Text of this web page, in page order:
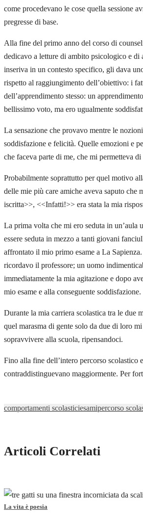
come procedevano le cose quella sessione
pregresse di base.
Alla fine del primo anno del corso di
dedicavo a letture di ambito psicologico e di
inseriva in un contesto specifico, gli dava
rispetto al raggiungimento dell’obiettivo: i
dell’apprendimento stesso: un
bellissimo voto, ma ero ugualmente
La sensazione che provavo mentre le
soddisfazione e felicità. Quelle emozioni e
che faceva parte di me, che mi permetteva
Probabilmente soprattutto per quel motivo
delle mie più care amiche aveva saputo che
iscritta>>, <<Infatti!>> era stata la mia
La prima volta che mi ero seduta in un’aula
essere seduta in mezzo a tanti giovani
affrontato il mio primo esame a La
ricordavo il professore; un uomo
immediatamente la mia agitazione e dopo
mio esame e alla conseguente soddisfazione.
Durante la mia carriera scolastica tra le due
quel marasma di gente solo da due di loro
sopravvivere alla scuola, ripensandoci.
Fino alla fine dell’intero percorso
contraddistinguevano maggiormente. Per
comportamenti scolasticiesamipercorso
Articoli Correlati
La vita è poesia